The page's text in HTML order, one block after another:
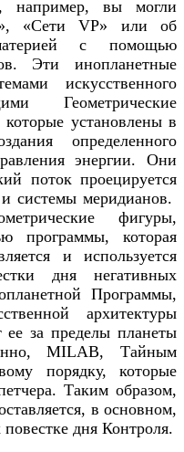
например, вы могли
«Сети VP» или об
с помощью
Эти инопланетные
искусственного
Геометрические
установлены в
определенного
энергии. Они
поток проецируется
системы меридианов.
фигуры,
программы, которая
и используется
дня негативных
Программы,
архитектуры
ее за пределы планеты
MILAB, Тайным
порядку, которые
Таким образом,
в основном,
дня Контроля.